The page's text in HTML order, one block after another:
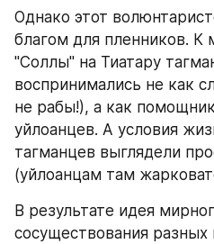
Однако этот
благом для пленников. К
"Соллы" на Тиатару
воспринимались не как
не рабы!), а как
уйлоанцев. А условия
тагманцев выглядели
(уйлоанцам там
В результате идея
сосуществования